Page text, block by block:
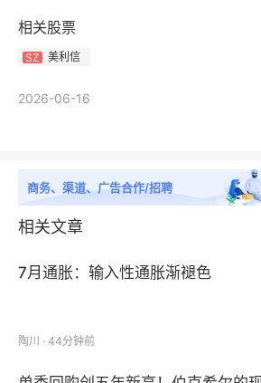
相关股票
SZ 美利信
2026-06-16
商务、渠道、广告合作/招聘
相关文章
7月通胀：输入性通胀渐褪色
陶川 · 44分钟前